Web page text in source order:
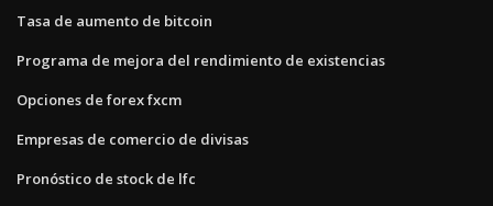
Tasa de aumento de bitcoin
Programa de mejora del rendimiento de existencias
Opciones de forex fxcm
Empresas de comercio de divisas
Pronóstico de stock de lfc